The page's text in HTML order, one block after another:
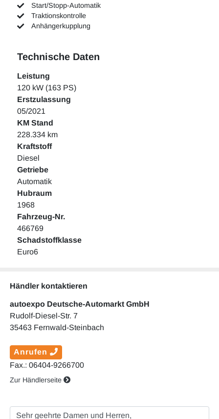
Start/Stopp-Automatik
Traktionskontrolle
Anhängerkupplung
Technische Daten
Leistung
120 kW (163 PS)
Erstzulassung
05/2021
KM Stand
228.334 km
Kraftstoff
Diesel
Getriebe
Automatik
Hubraum
1968
Fahrzeug-Nr.
466769
Schadstoffklasse
Euro6
Händler kontaktieren
autoexpo Deutsche-Automarkt GmbH
Rudolf-Diesel-Str. 7
35463 Fernwald-Steinbach
Anrufen
Fax.: 06404-9266700
Zur Händlerseite